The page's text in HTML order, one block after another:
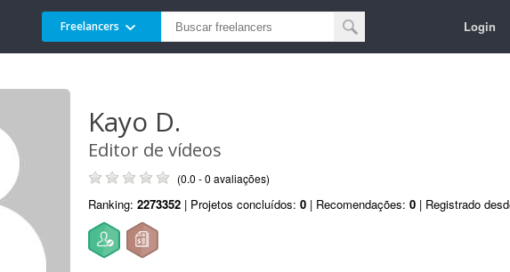
Freelancers Login
Kayo D.
Editor de vídeos
(0.0 - 0 avaliações)
Ranking: 2273352 | Projetos concluídos: 0 | Recomendações: 0 | Registrado